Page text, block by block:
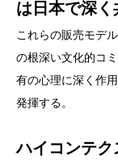
は日本で深
これらの販売モデ
の根深い文化的コ
有の心理に深く作
発揮する。
ハイコンテ